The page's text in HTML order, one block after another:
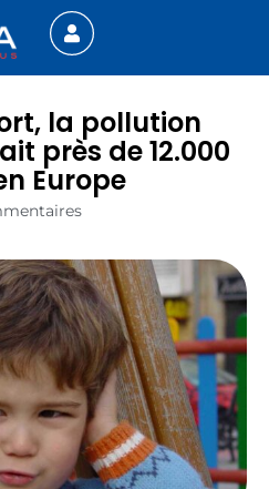
la pollution
près de 12.000
Europe